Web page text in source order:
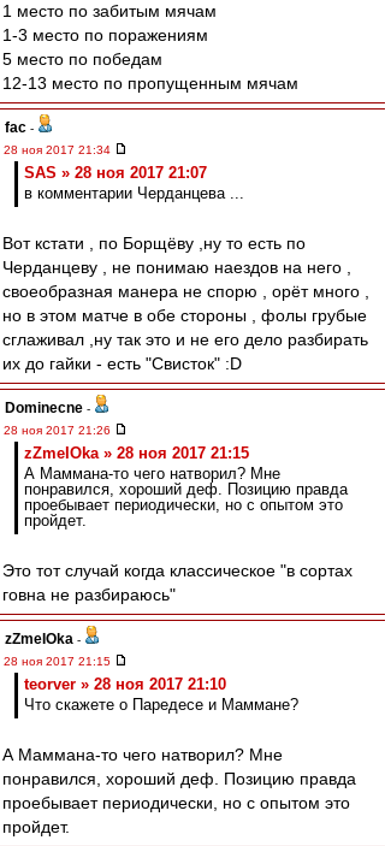
1 место по забитым мячам
1-3 место по поражениям
5 место по победам
12-13 место по пропущенным мячам
fac -
28 ноя 2017 21:34
SAS » 28 ноя 2017 21:07
в комментарии Черданцева ...
Вот кстати , по Борщёву ,ну то есть по
Черданцеву , не понимаю наездов на него ,
своеобразная манера не спорю , орёт много ,
но в этом матче в обе стороны , фолы грубые
сглаживал ,ну так это и не его дело разбирать
их до гайки - есть "Свисток" :D
Dominecne -
28 ноя 2017 21:26
zZmeIOka » 28 ноя 2017 21:15
А Маммана-то чего натворил? Мне
понравился, хороший деф. Позицию правда
проебывает периодически, но с опытом это
пройдет.
Это тот случай когда классическое "в сортах
говна не разбираюсь"
zZmeIOka -
28 ноя 2017 21:15
teorver » 28 ноя 2017 21:10
Что скажете о Паредесе и Маммане?
А Маммана-то чего натворил? Мне
понравился, хороший деф. Позицию правда
проебывает периодически, но с опытом это
пройдет.